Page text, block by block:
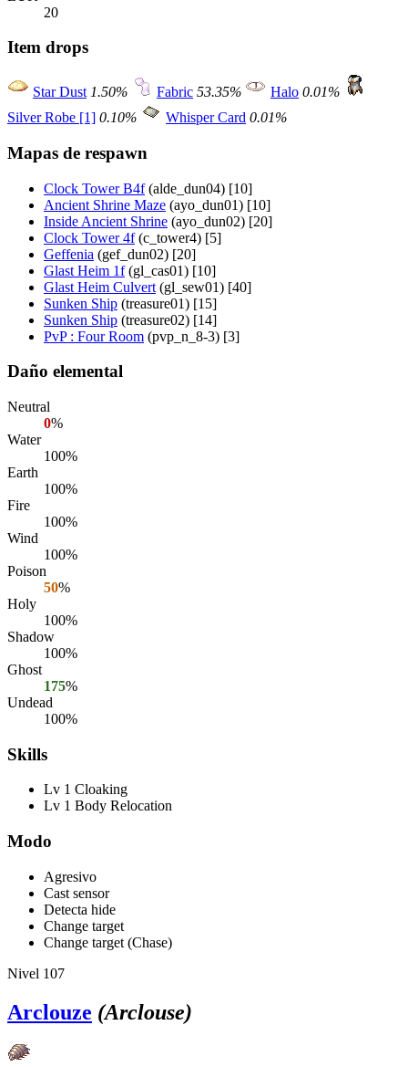
20
Item drops
Star Dust 1.50% Fabric 53.35% Halo 0.01%
Silver Robe [1] 0.10% Whisper Card 0.01%
Mapas de respawn
Clock Tower B4f(alde_dun04) [10]
Ancient Shrine Maze (ayo_dun01) [10]
Inside Ancient Shrine (ayo_dun02) [20]
Clock Tower 4f(c_tower4) [5]
Geffenia (gef_dun02) [20]
Glast Heim 1f(gl_cas01) [10]
Glast Heim Culvert (gl_sew01) [40]
Sunken Ship (treasure01) [15]
Sunken Ship (treasure02) [14]
PvP : Four Room (pvp_n_8-3) [3]
Daño elemental
Neutral
0%
Water
100%
Earth
100%
Fire
100%
Wind
100%
Poison
50%
Holy
100%
Shadow
100%
Ghost
175%
Undead
100%
Skills
Lv 1 Cloaking
Lv 1 Body Relocation
Modo
Agresivo
Cast sensor
Detecta hide
Change target
Change target (Chase)
Nivel 107
Arclouze (Arclouse)